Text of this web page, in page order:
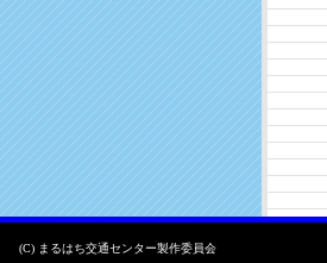
(C) まるはち交通センター製作委員会